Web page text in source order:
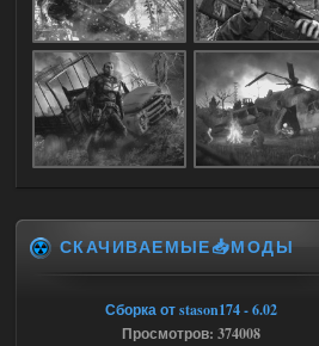
16:09
stalker673920
где пароль?
Ответить ➤
05.08.2026
Dead Air: Refined
Доступно только для пользователей
Ответить ➤
СКАЧИВАЕМЫЕ📥МОДЫ
Сборка от stason174 - 6.02
Просмотров: 374008